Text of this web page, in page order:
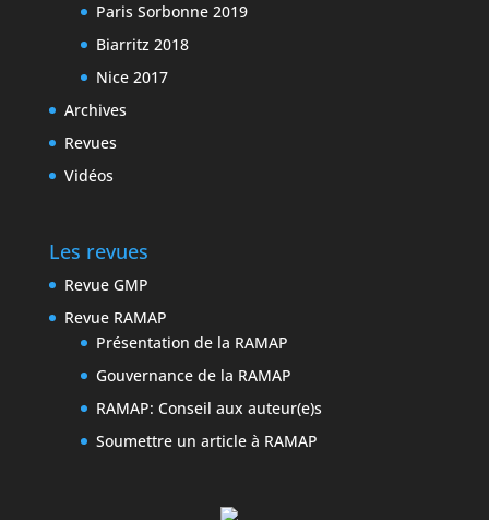
Paris Sorbonne 2019
Biarritz 2018
Nice 2017
Archives
Revues
Vidéos
Les revues
Revue GMP
Revue RAMAP
Présentation de la RAMAP
Gouvernance de la RAMAP
RAMAP: Conseil aux auteur(e)s
Soumettre un article à RAMAP